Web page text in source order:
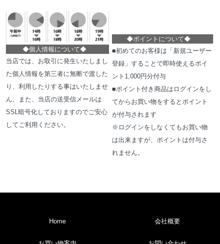
◆個人情報について◆
当店では、お取引に発生いたしまし
た個人情報を第三者に無断で渡した
り、利用したりする事はいたしませ
ん、また、当店の送受信メールは
SSL暗号化しておりますのでご安心
してご利用ください。
◆ポイントについて◆
■初めてのお客様は「新規ユーザー
登録」することで即時使えるポイ
ント1,000円分付与
■ポイント付き商品はログインをし
てからお買い物をするとポイント
が付与されます
※ログインをしなくてもお買い物
は出来ますが、ポイントは付与さ
れません。
Home 会社概要